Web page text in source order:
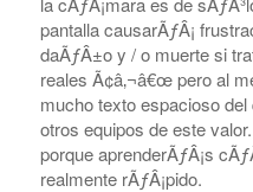
pantalla causarÃƒÂ¡
daÃƒÂ±o y / o muerte si
reales Ã¢â‚¬â€œ pero al
mucho texto espacioso del
otros equipos de este
porque aprenderÃƒÂ¡s
realmente rÃƒÂ¡pido.